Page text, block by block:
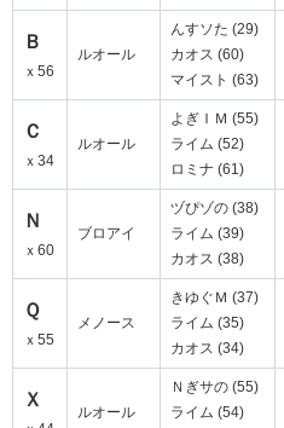
Ｂ
ｘ56
ルオール
んすソた (29)
カオス (60)
マイスト (63)
Ｃ
ｘ34
ルオール
よぎＩＭ (55)
ライム (52)
ロミナ (61)
Ｎ
ｘ60
ブロアイ
ヅぴゾの (38)
ライム (39)
カオス (38)
Ｑ
ｘ55
メノース
きゆぐＭ (37)
ライム (35)
カオス (34)
Ｘ
ルオール
Ｎぎサの (55)
ライム (54)